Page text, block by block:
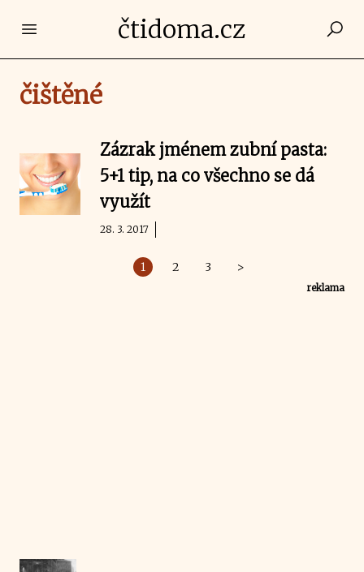
Open main menučtidoma.cz
čištěné
Zázrak jménem zubní pasta:
5+1 tip, na co všechno se dá
využít
28. 3. 2017
1 2 3 >
reklama